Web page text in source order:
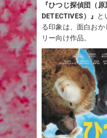
『ひつじ探偵団（
DETECTIVES）』 と
る印象は、面白おか
リー向け作品。